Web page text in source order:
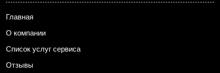
Главная
О компании
Список услуг сервиса
Отзывы